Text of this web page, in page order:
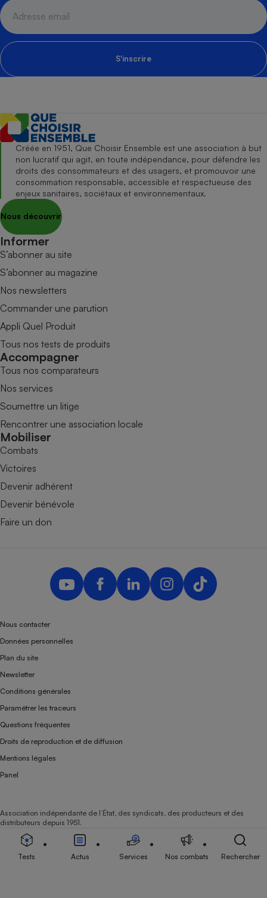
S'inscrire
Créée en 1951, Que Choisir Ensemble est une association à but
non lucratif qui agit, en toute indépendance, pour défendre les
droits des consommateurs et des usagers, et promouvoir une
consommation responsable, accessible et respectueuse des
enjeux sanitaires, sociétaux et environnementaux.
Nous découvrir
Informer
S’abonner au site
S’abonner au magazine
Nos newsletters
Commander une parution
Appli Quel Produit
Tous nos tests de produits
Accompagner
Tous nos comparateurs
Nos services
Soumettre un litige
Rencontrer une association locale
Mobiliser
Combats
Victoires
Devenir adhérent
Devenir bénévole
Faire un don
Nous contacter
Données personnelles
Plan du site
Newsletter
Conditions générales
Paramétrer les traceurs
Questions fréquentes
Droits de reproduction et de diffusion
Mentions légales
Panel
Association indépendante de l’État, des syndicats, des producteurs et des
distributeurs depuis 1951.
Tests Actus Services Nos combats Rechercher